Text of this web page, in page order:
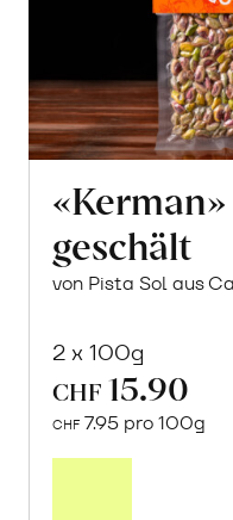
geschält
von Pista Sol aus
2 x 100g
CHF 15.90
CHF 7.95 pro 100g